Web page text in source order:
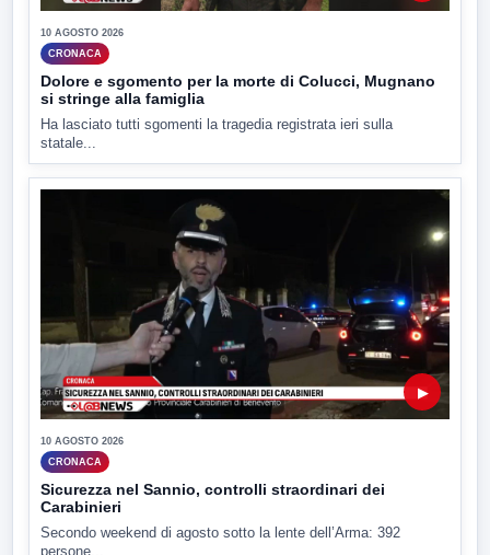
10 AGOSTO 2026
CRONACA
Dolore e sgomento per la morte di Colucci, Mugnano
si stringe alla famiglia
Ha lasciato tutti sgomenti la tragedia registrata ieri sulla
statale...
▶
10 AGOSTO 2026
CRONACA
Sicurezza nel Sannio, controlli straordinari dei
Carabinieri
Secondo weekend di agosto sotto la lente dell’Arma: 392
persone...